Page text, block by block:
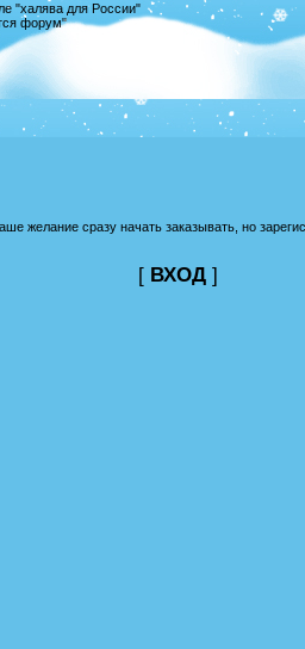
"халява для России"
форум"
желание сразу начать заказывать, но
[ ВХОД ]